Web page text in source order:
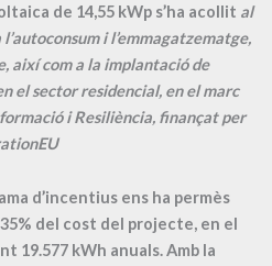
de 14,55 kWp s’ha acollit al
i l’emmagatzematge,
així com a la implantació de
el sector residencial, en el marc
i Resiliència, finançat per
d’incentius ens ha permès
del cost del projecte, en el
19.577 kWh anuals. Amb la